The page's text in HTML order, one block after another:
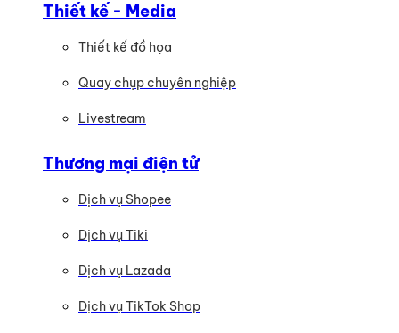
Thiết kế - Media
Thiết kế đồ họa
Quay chụp chuyên nghiệp
Livestream
Thương mại điện tử
Dịch vụ Shopee
Dịch vụ Tiki
Dịch vụ Lazada
Dịch vụ TikTok Shop